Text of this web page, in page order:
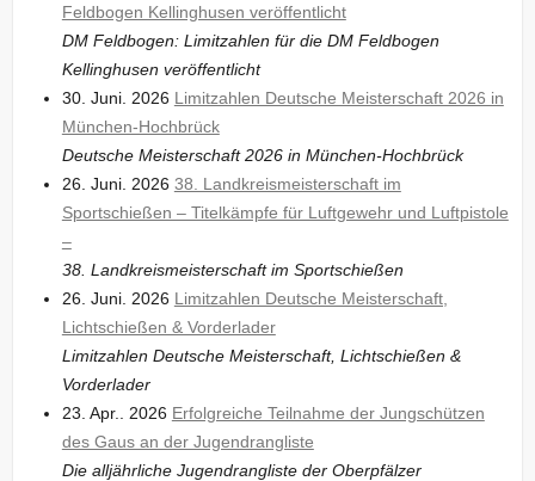
Feldbogen Kellinghusen veröffentlicht
DM Feldbogen: Limitzahlen für die DM Feldbogen
Kellinghusen veröffentlicht
30. Juni. 2026 Limitzahlen Deutsche Meisterschaft 2026 in
München-Hochbrück
Deutsche Meisterschaft 2026 in München-Hochbrück
26. Juni. 2026 38. Landkreismeisterschaft im
Sportschießen – Titelkämpfe für Luftgewehr und Luftpistole
–
38. Landkreismeisterschaft im Sportschießen
26. Juni. 2026 Limitzahlen Deutsche Meisterschaft,
Lichtschießen & Vorderlader
Limitzahlen Deutsche Meisterschaft, Lichtschießen &
Vorderlader
23. Apr.. 2026 Erfolgreiche Teilnahme der Jungschützen
des Gaus an der Jugendrangliste
Die alljährliche Jugendrangliste der Oberpfälzer